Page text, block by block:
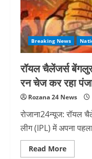
Breaking News
रॉयल चैलेंजर्स
रन चेज कर रहा
Rozana 24 News
रोजाना24न्यूज: रॉयल
लीग (IPL) में अपना
Read MoreRead
more